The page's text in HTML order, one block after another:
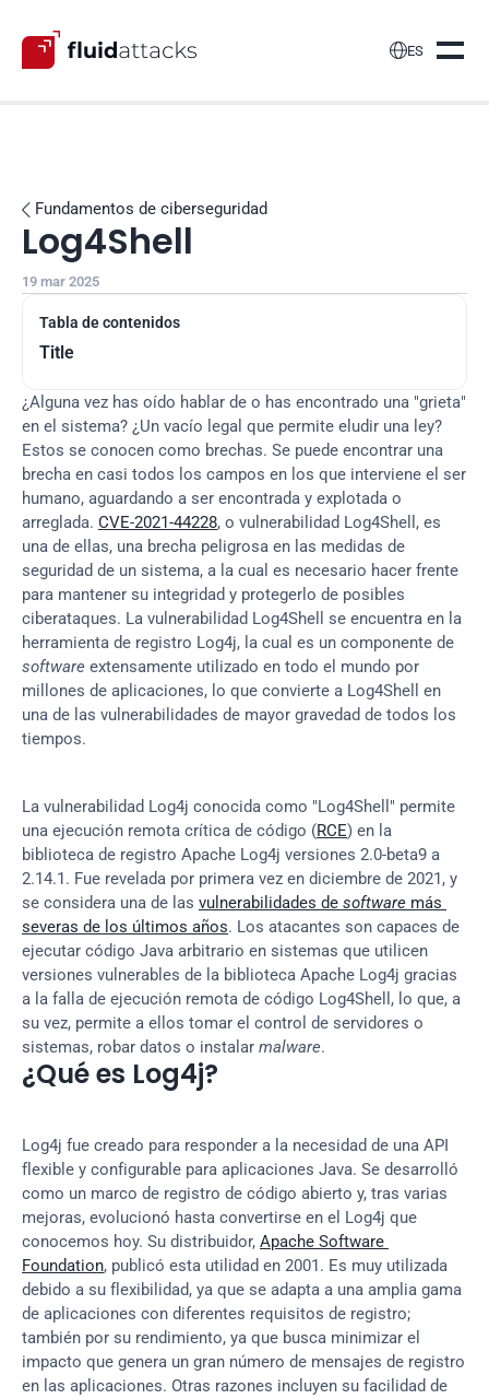
ES
Tabla de contenidos
Title
 Fundamentos de ciberseguridad
Log4Shell
19 mar 2025
¿Alguna vez has oído hablar de o has encontrado una "grieta"
en el sistema? ¿Un vacío legal que permite eludir una ley?
Estos se conocen como brechas. Se puede encontrar una
brecha en casi todos los campos en los que interviene el ser
humano, aguardando a ser encontrada y explotada o
arreglada. CVE-2021-44228, o vulnerabilidad Log4Shell, es
una de ellas, una brecha peligrosa en las medidas de
seguridad de un sistema, a la cual es necesario hacer frente
para mantener su integridad y protegerlo de posibles
ciberataques. La vulnerabilidad Log4Shell se encuentra en la
software extensamente utilizado en todo el mundo por
millones de aplicaciones, lo que convierte a Log4Shell en
una de las vulnerabilidades de mayor gravedad de todos los
tiempos.
La vulnerabilidad Log4j conocida como "Log4Shell" permite
una ejecución remota crítica de código (RCE) en la
biblioteca de registro Apache Log4j versiones 2.0-beta9 a
2.14.1. Fue revelada por primera vez en diciembre de 2021, y
se considera una de las vulnerabilidades de software más
severas de los últimos años. Los atacantes son capaces de
ejecutar código Java arbitrario en sistemas que utilicen
versiones vulnerables de la biblioteca Apache Log4j gracias
a la falla de ejecución remota de código Log4Shell, lo que, a
su vez, permite a ellos tomar el control de servidores o
sistemas, robar datos o instalar malware.
¿Qué es Log4j?
Log4j fue creado para responder a la necesidad de una API
flexible y configurable para aplicaciones Java. Se desarrolló
como un marco de registro de código abierto y, tras varias
mejoras, evolucionó hasta convertirse en el Log4j que
conocemos hoy. Su distribuidor, Apache Software
Foundation, publicó esta utilidad en 2001. Es muy utilizada
debido a su flexibilidad, ya que se adapta a una amplia gama
de aplicaciones con diferentes requisitos de registro;
también por su rendimiento, ya que busca minimizar el
impacto que genera un gran número de mensajes de registro
en las aplicaciones. Otras razones incluyen su facilidad de